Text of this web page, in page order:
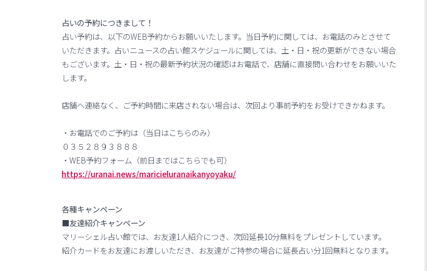
占いの予約につきまして！
占い予約は、以下のWEB予約からお願いいたします。当日予約に関しては、お電話のみとさせて
いただきます。占いニュースの占い館スケジュールに関しては、土・日・祝の更新ができない場合
もございます。土・日・祝の最新予約状況の確認はお電話で、店舗に直接問い合わせをお願いいた
します。
店舗へ連絡なく、ご予約時間に来店されない場合は、次回より事前予約をお受けできかねます。
・お電話でのご予約は（当日はこちらのみ）
０３５２８９３８８８
・WEB予約フォーム（前日まではこちらでも可）
https://uranai.news/maricieluranaikanyoyaku/
各種キャンペーン
■友達紹介キャンペーン
マリーシェル占い館では、お友達1人紹介につき、次回延長10分無料をプレゼントしています。
紹介カードをお友達にお渡しいただき、お友達がご持参の場合に延長占い分1回無料となります。